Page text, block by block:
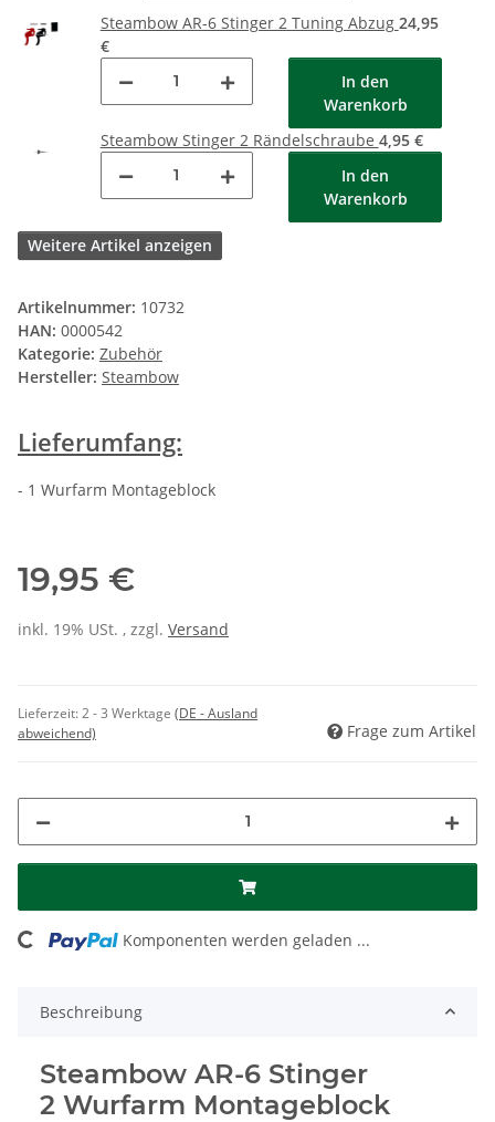
Steambow AR-6 Stinger 2 Tuning Abzug 24,95
€
In den
Warenkorb
Steambow Stinger 2 Rändelschraube 4,95 €
In den
Warenkorb
Weitere Artikel anzeigen
Artikelnummer: 10732
HAN: 0000542
Kategorie: Zubehör
Hersteller: Steambow
Lieferumfang:
- 1 Wurfarm Montageblock
19,95 €
inkl. 19% USt. , zzgl. Versand
Lieferzeit:2 - 3 Werktage (DE - Ausland
abweichend)
Frage zum Artikel
Komponenten werden geladen ...
Beschreibung
Steambow AR-6 Stinger
2 Wurfarm Montageblock